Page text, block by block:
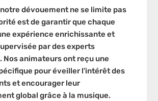
dévouement ne se limite pas
est de garantir que chaque
expérience enrichissante et
par des experts
Nos animateurs ont reçu une
pour éveiller l'intérêt des
et encourager leur
global grâce à la musique.